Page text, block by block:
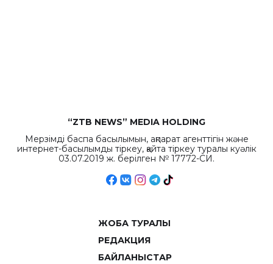
“ZTB NEWS” MEDIA HOLDING
Мерзімді баспа басылымын, ақпарат агенттігін және
интернет-басылымды тіркеу, қайта тіркеу туралы куәлік
03.07.2019 ж. берілген № 17772-СИ.
ЖОБА ТУРАЛЫ
РЕДАКЦИЯ
БАЙЛАНЫСТАР